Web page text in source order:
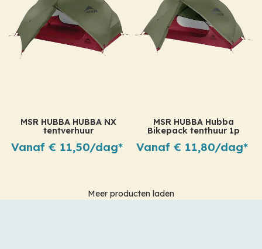
MSR HUBBA HUBBA NX
tentverhuur
Vanaf € 11,50/dag*
MSR HUBBA Hubba
Bikepack tenthuur 1p
Vanaf € 11,80/dag*
Meer producten laden